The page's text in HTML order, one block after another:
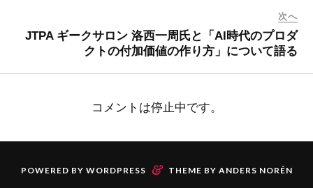
次へ
JTPA ギークサロン 洛西一周氏と「AI時代のプロダ
クトの付加価値の作り方」について語る
コメントは停止中です。
POWERED BY WORDPRESS & THEME BY ANDERS NORÉN